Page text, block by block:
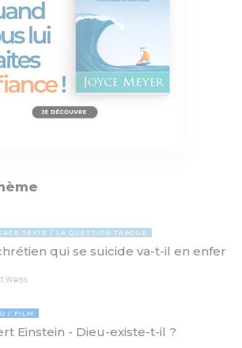
TEXTE LA QUESTION TABOUE
qui se suicide va-t-il en enfer
Weiss
FILM
Einstein - Dieu-existe-t-il ?